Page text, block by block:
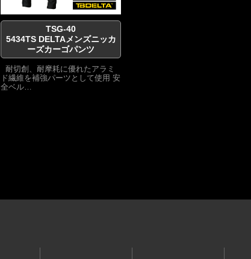
TSG-40
5434TS DELTAメンズニッカ
ーズカーゴパンツ
耐切創、耐摩耗に優れたアラミ
ド繊維を補強パーツとして使用 安
全ベル…